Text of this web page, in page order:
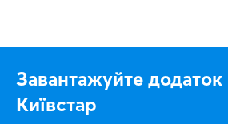
Завантажуйте додаток
Київстар